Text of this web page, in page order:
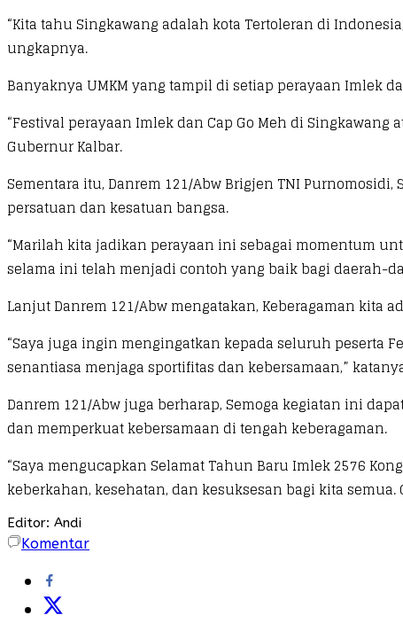
“Kita tahu Singkawang adalah kota Tertoleran di
ungkapnya.
Banyaknya UMKM yang tampil di setiap perayaan Imlek
“Festival perayaan Imlek dan Cap Go Meh di
Gubernur Kalbar.
Sementara itu, Danrem 121/Abw Brigjen TNI Purnomosidi,
persatuan dan kesatuan bangsa.
“Marilah kita jadikan perayaan ini sebagai momentum
selama ini telah menjadi contoh yang baik bagi daerah-
Lanjut Danrem 121/Abw mengatakan, Keberagaman
“Saya juga ingin mengingatkan kepada seluruh peserta
senantiasa menjaga sportifitas dan kebersamaan,”
Danrem 121/Abw juga berharap, Semoga kegiatan ini
dan memperkuat kebersamaan di tengah keberagaman.
“Saya mengucapkan Selamat Tahun Baru Imlek 2576
keberkahan, kesehatan, dan kesuksesan bagi kita semua.
Editor: Andi
Komentar